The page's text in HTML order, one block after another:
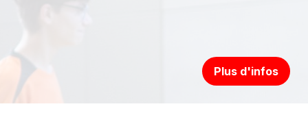
Plus d'infos